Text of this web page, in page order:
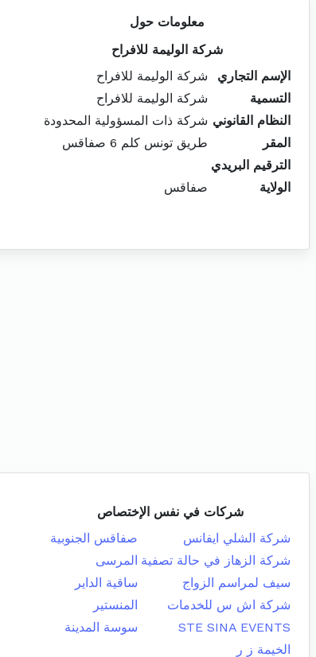
معلومات حول
شركة الوليمة للافراح
الإسم التجاري
شركة الوليمة للافراح
التسمية
شركة الوليمة للافراح
النظام القانوني شركة ذات المسؤولية المحدودة
المقر
طريق تونس كلم 6 صفاقس
الترقيم البريدي
الولاية
صفاقس
شركات في نفس الإختصاص
شركة الشلي ايفانس
صفاقس الجنوبية
شركة الزهاز في حالة تصفية المرسى
سيف لمراسم الزواج
ساقية الداير
شركة اش س للخدمات
المنستير
STE SINA EVENTS
سوسة المدينة
الخيمة ز ر